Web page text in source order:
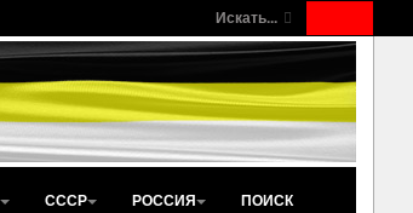
Искать...
СССР РОССИЯ ПОИСК